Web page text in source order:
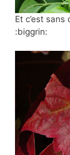
Et c’est
:biggrin: